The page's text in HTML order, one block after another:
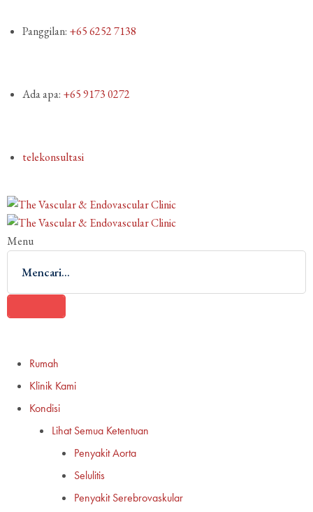
Panggilan: +65 6252 7138
Ada apa: +65 9173 0272
telekonsultasi
Menu
Rumah
Klinik Kami
Kondisi
Lihat Semua Ketentuan
Penyakit Aorta
Selulitis
Penyakit Serebrovaskular